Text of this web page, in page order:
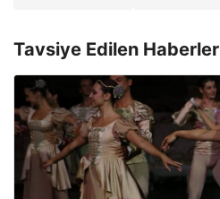
Tavsiye Edilen Haberler